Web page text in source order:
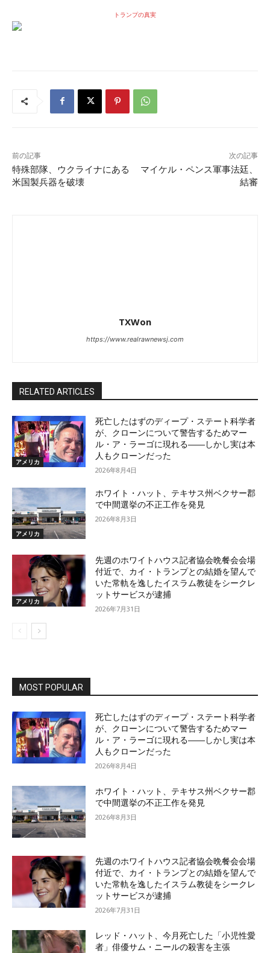
トランプの真実
前の記事
特殊部隊、ウクライナにある
米国製兵器を破壊
次の記事
マイケル・ペンス軍事法廷、
結審
TXWon
https://www.realrawnewsj.com
RELATED ARTICLES
アメリカ
死亡したはずのディープ・ステート科学者
が、クローンについて警告するためマー
ル・ア・ラーゴに現れる――しかし実は本
人もクローンだった
2026年8月4日
アメリカ
ホワイト・ハット、テキサス州ベクサー郡
で中間選挙の不正工作を発見
2026年8月3日
アメリカ
先週のホワイトハウス記者協会晩餐会会場
付近で、カイ・トランプとの結婚を望んで
いた常軌を逸したイスラム教徒をシークレ
ットサービスが逮捕
2026年7月31日
MOST POPULAR
死亡したはずのディープ・ステート科学者
が、クローンについて警告するためマー
ル・ア・ラーゴに現れる――しかし実は本
人もクローンだった
2026年8月4日
ホワイト・ハット、テキサス州ベクサー郡
で中間選挙の不正工作を発見
2026年8月3日
先週のホワイトハウス記者協会晩餐会会場
付近で、カイ・トランプとの結婚を望んで
いた常軌を逸したイスラム教徒をシークレ
ットサービスが逮捕
2026年7月31日
レッド・ハット、今月死亡した「小児性愛
者」俳優サム・ニールの殺害を主張